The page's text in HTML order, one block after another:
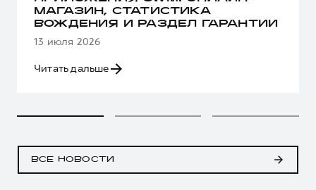
МАГАЗИН, СТАТИСТИКА
ВОЖДЕНИЯ И РАЗДЕЛ ГАРАНТИИ
13 июля 2026
Читать дальше
ВСЕ НОВОСТИ